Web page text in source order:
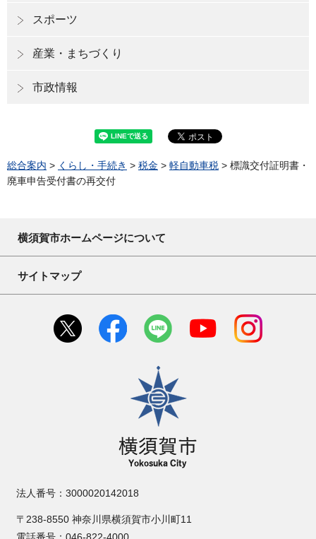
スポーツ
産業・まちづくり
市政情報
総合案内 > くらし・手続き > 税金 > 軽自動車税 > 標識交付証明書・
廃車申告受付書の再交付
横須賀市ホームページについて
サイトマップ
横須賀市
法人番号：3000020142018
〒238-8550 神奈川県横須賀市小川町11